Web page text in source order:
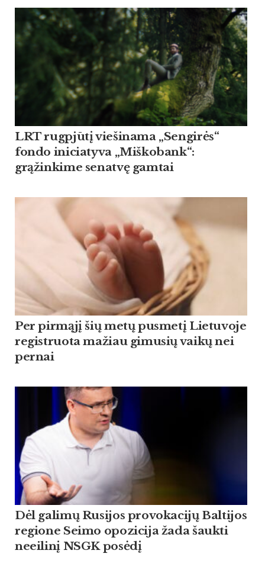
LRT rugpjūtį viešinama „Sengirės“
fondo iniciatyva „Miškobank“:
grąžinkime senatvę gamtai
Per pirmąjį šių metų pusmetį Lietuvoje
registruota mažiau gimusių vaikų nei
pernai
Dėl galimų Rusijos provokacijų Baltijos
regione Seimo opozicija žada šaukti
neeilinį NSGK posėdį